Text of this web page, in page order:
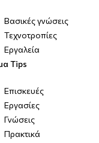
Βασικές γνώσεις
Τεχνοτροπίες
Εργαλεία
Tips
Επισκευές
Εργασίες
Γνώσεις
Πρακτικά